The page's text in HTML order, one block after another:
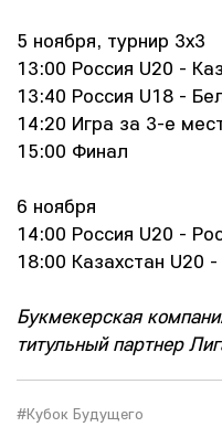
5 ноября, турнир 3х3
13:00 Россия U20 -
13:40 Россия U18 -
14:20 Игра за 3-е
15:00 Финал
6 ноября
14:00 Россия U20 -
18:00 Казахстан U20
Букмекерская
титульный партнер
#Кубок Будущего